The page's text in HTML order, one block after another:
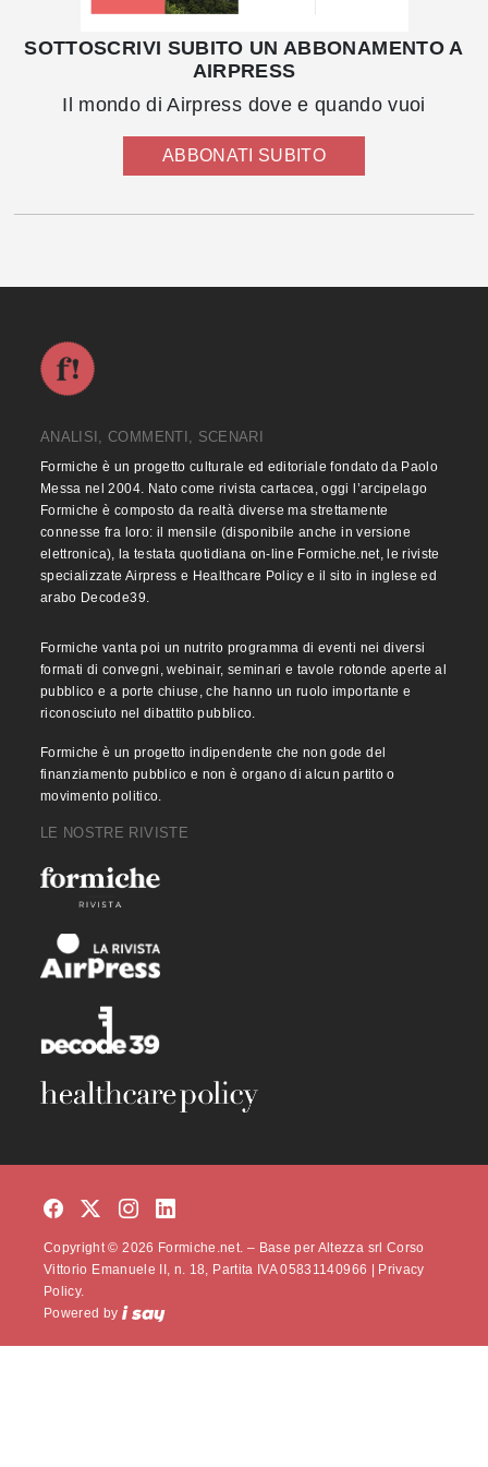
SOTTOSCRIVI SUBITO UN ABBONAMENTO A
AIRPRESS
Il mondo di Airpress dove e quando vuoi
ABBONATI SUBITO
ANALISI, COMMENTI, SCENARI
Formiche è un progetto culturale ed editoriale fondato da Paolo
Messa nel 2004. Nato come rivista cartacea, oggi l’arcipelago
Formiche è composto da realtà diverse ma strettamente
connesse fra loro: il mensile (disponibile anche in versione
elettronica), la testata quotidiana on-line Formiche.net, le riviste
specializzate Airpress e Healthcare Policy e il sito in inglese ed
arabo Decode39.
Formiche vanta poi un nutrito programma di eventi nei diversi
formati di convegni, webinair, seminari e tavole rotonde aperte al
pubblico e a porte chiuse, che hanno un ruolo importante e
riconosciuto nel dibattito pubblico.
Formiche è un progetto indipendente che non gode del
finanziamento pubblico e non è organo di alcun partito o
movimento politico.
LE NOSTRE RIVISTE
Copyright © 2026 Formiche.net. – Base per Altezza srl Corso
Vittorio Emanuele II, n. 18, Partita IVA 05831140966 | Privacy
Policy.
Powered by